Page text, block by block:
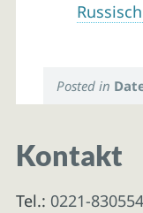
Posted in
Kontakt
Tel.: 0221-